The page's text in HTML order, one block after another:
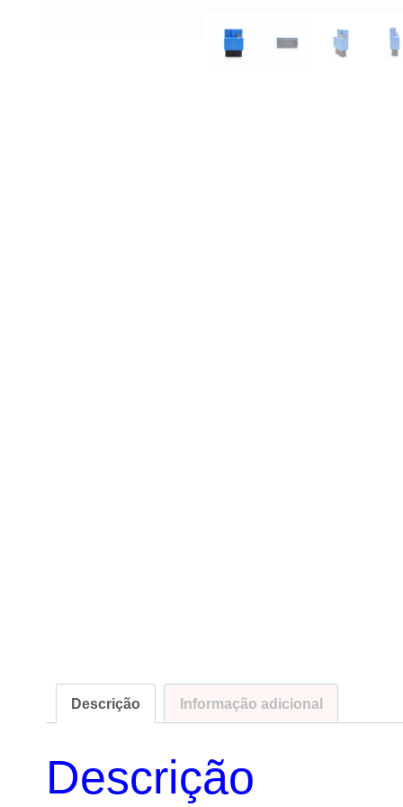
Descrição Informação adicional
Descrição